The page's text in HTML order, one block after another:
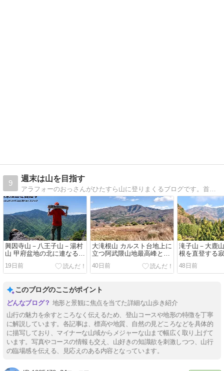
9
週末は山を目指す
アラフォーのおっさんがひたすら山に登りまくるブログです。首都圏近郊の山を中心に、公共交通機関を利用して山登りをしています。
興因寺山－八王子山－湯村
山 甲府盆地の北に連なる甲
府名山を巡る
19日前
大滝根山 カルスト台地上に
立つ阿武隈山地最高峰と入
水鍾乳洞を巡る
40日前
滝子山－大鹿
根を直登する
ルートを行く
48日前
このブログのここがポイント
地形と景観に焦点を当てた詳細な山歩き紹介
山行の魅力を余すところなく伝えるため、登山コースや地形の特徴を丁寧
に解説しています。各記事は、標高や地質、自然の見どころなどを具体的
に描写しており、マイナーな山域からメジャーな山まで幅広く取り上げて
います。写真やコースの情報も交え、山好きの知識欲を刺激しつつ、山行
の臨場感を伝える、見応えのある内容となっています。